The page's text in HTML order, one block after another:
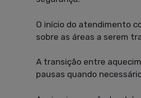
O início do atendimento
sobre as áreas a serem
A transição entre
pausas quando